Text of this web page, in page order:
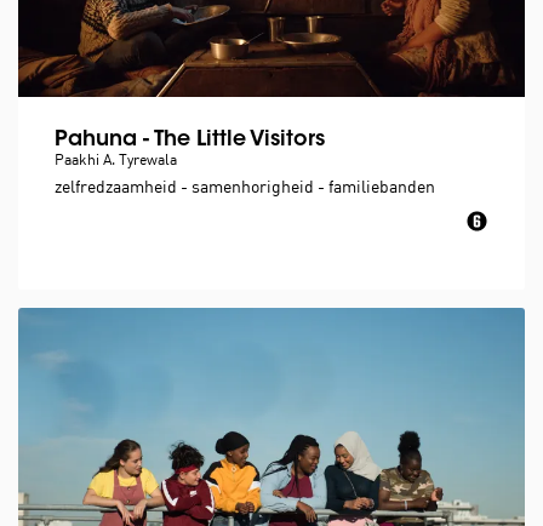
Pahuna - The Little Visitors
Paakhi A. Tyrewala
zelfredzaamheid - samenhorigheid - familiebanden